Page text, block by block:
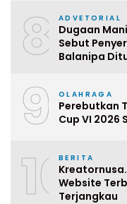
8 ADVETORIAL
Dugaan
Sebut
Balanipa
9 OLAHRAGA
Perebutkan
Cup VI 2026
10BERITA
Website
Terjangkau